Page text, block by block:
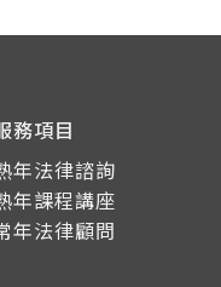
務項目
年法律諮詢
年課程講座
年法律顧問